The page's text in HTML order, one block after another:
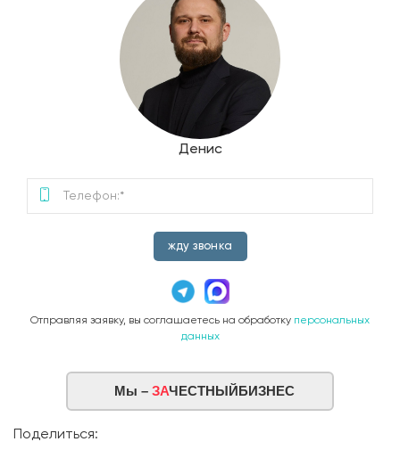
Денис
жду звонка
Отправляя заявку, вы соглашаетесь на обработку персональных
данных
Мы – ЗАЧЕСТНЫЙБИЗНЕС
Поделиться: